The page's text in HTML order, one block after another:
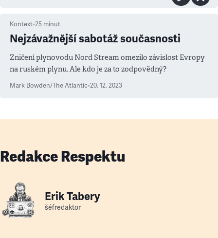
Kontext•25 minut
Nejzávažnější sabotáž současnosti
Zničení plynovodu Nord Stream omezilo závislost Evropy
na ruském plynu. Ale kdo je za to zodpovědný?
Mark Bowden/The Atlantic•20. 12. 2023
Redakce Respektu
Erik Tabery
šéfredaktor